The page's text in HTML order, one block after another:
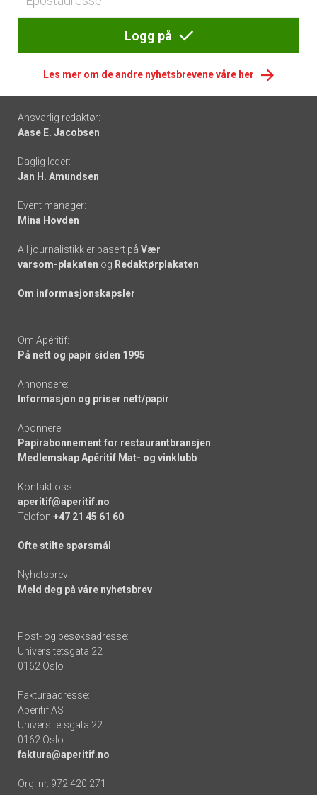
Logg på
Les mer om de andre nyhetsbrevene våre her
Footer
-
links
Ansvarlig redaktør:
Aase E. Jacobsen
Daglig leder:
Jan H. Amundsen
Event manager:
Mina Hovden
All journalistikk er basert på Vær
varsom-plakaten og Redaktørplakaten
Om informasjonskapsler
Om Apéritif:
På nett og papir siden 1995
Annonsere:
Informasjon og priser nett/papir
Abonnere:
Papirabonnement for restaurantbransjen
Medlemskap Apéritif Mat- og vinklubb
Kontakt oss:
aperitif@aperitif.no
Telefon +47 21 45 61 60
Ofte stilte spørsmål
Nyhetsbrev:
Meld deg på våre nyhetsbrev
Post- og besøksadresse:
Universitetsgata 22
0162 Oslo
Fakturaadresse:
Apéritif AS
Universitetsgata 22
0162 Oslo
faktura@aperitif.no
Org. nr. 972 420 271